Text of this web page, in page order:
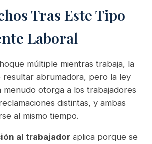
Tras Este Tipo
Laboral
múltiple mientras trabaja, la
resultar abrumadora, pero la ley
menudo otorga a los trabajadores
distintas, y ambas
al mismo tiempo.
al trabajador aplica porque se